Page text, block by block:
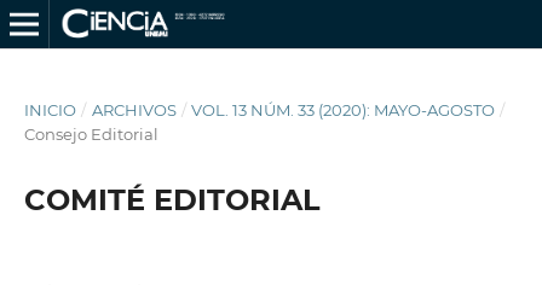
INICIO / ARCHIVOS / VOL. 13 NÚM. 33 (2020): MAYO-AGOSTO /
Consejo Editorial
COMITÉ EDITORIAL